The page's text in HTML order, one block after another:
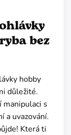
bez
hobby
důležité.
s
a uvazování.
Která ti